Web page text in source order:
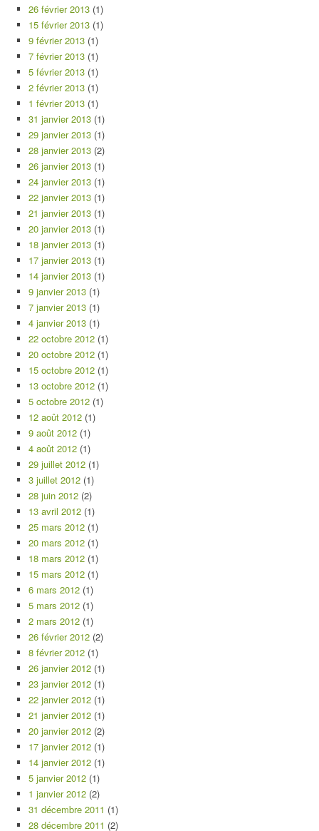
26 février 2013 (1)
15 février 2013 (1)
9 février 2013 (1)
7 février 2013 (1)
5 février 2013 (1)
2 février 2013 (1)
1 février 2013 (1)
31 janvier 2013 (1)
29 janvier 2013 (1)
28 janvier 2013 (2)
26 janvier 2013 (1)
24 janvier 2013 (1)
22 janvier 2013 (1)
21 janvier 2013 (1)
20 janvier 2013 (1)
18 janvier 2013 (1)
17 janvier 2013 (1)
14 janvier 2013 (1)
9 janvier 2013 (1)
7 janvier 2013 (1)
4 janvier 2013 (1)
22 octobre 2012 (1)
20 octobre 2012 (1)
15 octobre 2012 (1)
13 octobre 2012 (1)
5 octobre 2012 (1)
12 août 2012 (1)
9 août 2012 (1)
4 août 2012 (1)
29 juillet 2012 (1)
3 juillet 2012 (1)
28 juin 2012 (2)
13 avril 2012 (1)
25 mars 2012 (1)
20 mars 2012 (1)
18 mars 2012 (1)
15 mars 2012 (1)
6 mars 2012 (1)
5 mars 2012 (1)
2 mars 2012 (1)
26 février 2012 (2)
8 février 2012 (1)
26 janvier 2012 (1)
23 janvier 2012 (1)
22 janvier 2012 (1)
21 janvier 2012 (1)
20 janvier 2012 (2)
17 janvier 2012 (1)
14 janvier 2012 (1)
5 janvier 2012 (1)
1 janvier 2012 (2)
31 décembre 2011 (1)
28 décembre 2011 (2)